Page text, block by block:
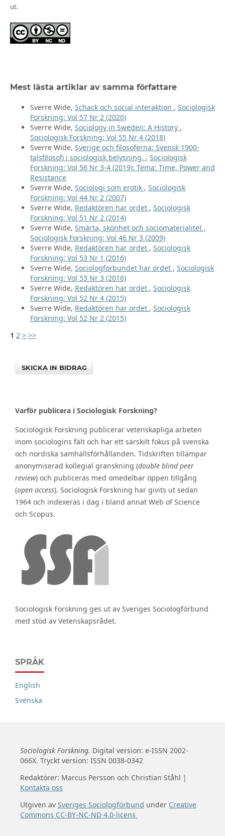
ut.
Mest lästa artiklar av samma författare
Sverre Wide, Schack och social interaktion , Sociologisk
Forskning: Vol 57 Nr 2 (2020)
Sverre Wide, Sociology in Sweden: A History ,
Sociologisk Forskning: Vol 55 Nr 4 (2018)
Sverre Wide, Sverige och filosoferna: Svensk 1900-
talsfilosofi i sociologisk belysning. , Sociologisk
Forskning: Vol 56 Nr 3-4 (2019): Tema: Time, Power and
Resistance
Sverre Wide, Sociologi som erotik , Sociologisk
Forskning: Vol 44 Nr 2 (2007)
Sverre Wide, Redaktören har ordet , Sociologisk
Forskning: Vol 51 Nr 2 (2014)
Sverre Wide, Smärta, skönhet och sociomaterialitet ,
Sociologisk Forskning: Vol 46 Nr 3 (2009)
Sverre Wide, Redaktören har ordet , Sociologisk
Forskning: Vol 53 Nr 1 (2016)
Sverre Wide, Sociologförbundet har ordet , Sociologisk
Forskning: Vol 53 Nr 3 (2016)
Sverre Wide, Redaktören har ordet , Sociologisk
Forskning: Vol 52 Nr 4 (2015)
Sverre Wide, Redaktören har ordet , Sociologisk
Forskning: Vol 52 Nr 2 (2015)
1 2 > >>
SKICKA IN BIDRAG
Varför publicera i Sociologisk Forskning?
Sociologisk Forskning publicerar vetenskapliga arbeten
inom sociologins fält och har ett särskilt fokus på svenska
och nordiska samhällsförhållanden. Tidskriften tillämpar
anonymiserad kollegial granskning (double blind peer
review) och publiceras med omedelbar öppen tillgång
(open access). Sociologisk Forskning har givits ut sedan
1964 och indexeras i dag i bland annat Web of Science
och Scopus.
Sociologisk Forskning ges ut av Sveriges Sociologförbund
med stöd av Vetenskapsrådet.
SPRÅK
English
Svenska
Sociologisk Forskning. Digital version: e-ISSN 2002-
066X. Tryckt version: ISSN 0038-0342
Redaktörer: Marcus Persson och Christian Ståhl |
Kontakta oss
Utgiven av Sveriges Sociologförbund under Creative
Commons CC-BY-NC-ND 4.0-licens